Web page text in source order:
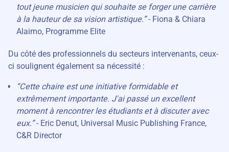
tout jeune musicien qui souhaite se forger une carrière
à la hauteur de sa vision artistique.”- Fiona & Chiara
Alaimo, Programme Elite
Du côté des professionnels du secteurs intervenants, ceux-
ci soulignent également sa nécessité :
“Cette chaire est une initiative formidable et
extrêmement importante. J'ai passé un excellent
moment à rencontrer les étudiants et à discuter avec
eux.”- Eric Denut, Universal Music Publishing France,
C&R Director